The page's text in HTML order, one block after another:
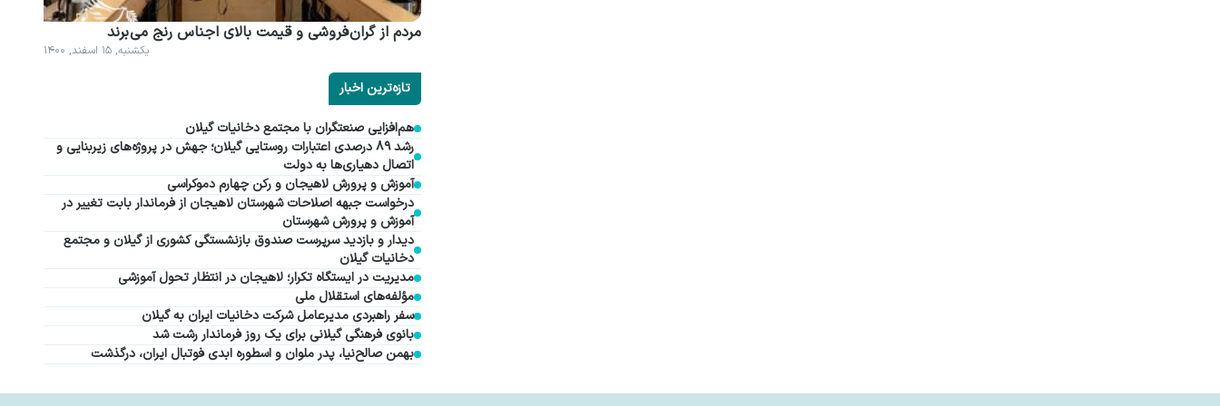
مردم از گران فروشی و قیمت بالای اجناس رنج می برند
یکشنبه, ۱۵ اسفند, ۱۴۰۰
تازه‌ترین اخبار
هم‌افزایی صنعتگران با مجتمع دخانیات گیلان
رشد ۸۹ درصدی اعتبارات روستایی گیلان؛ جهش در پروژه‌های زیربنایی و
اتصال دهیاری‌ها به دولت
آموزش و پرورش لاهیجان و رکن چهارم دموکراسی
درخواست جبهه اصلاحات شهرستان لاهیجان از فرماندار بابت تغییر در
آموزش و پرورش شهرستان
دیدار و بازدید سرپرست صندوق بازنشستگی کشوری از گیلان و مجتمع
دخانیات گیلان
مدیریت در ایستگاه تکرار؛ لاهیجان در انتظار تحول آموزشی
مؤلفه‌های استقلال ملی
سفر راهبردی مدیرعامل شرکت دخانیات ایران به گیلان
بانوی فرهنگی گیلانی برای یک روز فرماندار رشت شد
بهمن صالح‌نیا، پدر ملوان و اسطوره ابدی فوتبال ایران، درگذشت